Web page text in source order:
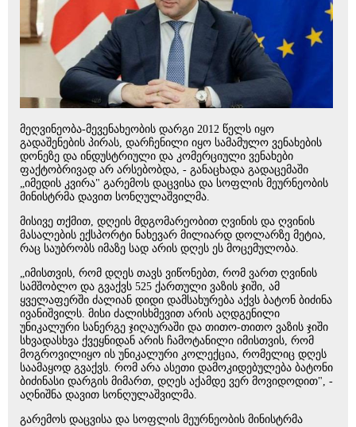
მეღვინეობა-მევენახეობის დარგი 2012 წელს იყო
გადაშენების პირას, დარჩენილი იყო სამამულო ვენახების
დონეზე და ინდუსტრიული და კომერციული ვენახები
ფაქტობრივად არ არსებობდა, - განაცხადა გადაცემაში
„იმედის კვირა" გარემოს დაცვისა და სოფლის მეურნეობის
მინისტრმა დავით სონღულაშვილმა.
მისივე თქმით, დღეის მდგომარეობით ღვინის და ღვინის
მასალების ექსპორტი ნახევარ მილიარდ დოლარზე მეტია,
რაც საუბრობს იმაზე სად არის დღეს ეს მოცემულობა.
„იმისთვის, რომ დღეს თავს ვიწონებთ, რომ ვართ ღვინის
სამშობლო და გვაქვს 525 ქართული ვაზის ჯიში, ამ
ყველაფერში ძალიან დიდი დამსახურება აქვს ბატონ ბიძინა
ივანიშვილს. მისი ძალისხმევით არის აღდგენილი
უნიკალური სანერგე ჯიღაურაში და თითო-თითო ვაზის ჯიში
სხვადასხვა ქვეყნიდან არის ჩამოტანილი იმისთვის, რომ
მოგროვილიყო ის უნიკალური კოლექცია, რომელიც დღეს
საამაყოდ გვაქვს. რომ არა ასეთი დამოკიდებულება ბატონი
ბიძინასი დარგის მიმართ, დღეს აქამდე ვერ მოვიდოდით", -
აღნიშნა დავით სონღულაშვილმა.
გარემოს დაცვისა და სოფლის მეურნეობის მინისტრმა